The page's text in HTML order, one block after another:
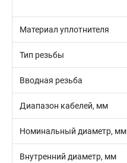
Материал уплотнителя
Тип резьбы
Вводная резьба
Диапазон кабелей, мм
Номинальный диаметр, мм
Внутренний диаметр, мм